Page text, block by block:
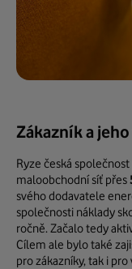
Zákazník a
Ryze česká společnost
maloobchodní síť přes
svého dodavatele
společnosti náklady
ročně. Začalo tedy
Cílem ale bylo také
pro zákazníky, tak i